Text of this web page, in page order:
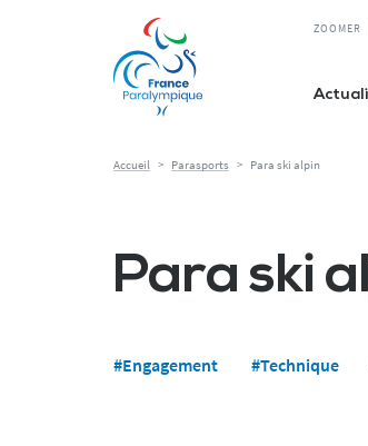
ZOOMER
Accueil > Parasports > Para ski alpin
Para ski
#Engagement #Technique